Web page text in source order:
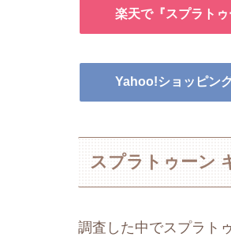
楽天で『スプラト
Yahoo!ショッピン
スプラトゥーン
調査した中でスプラト